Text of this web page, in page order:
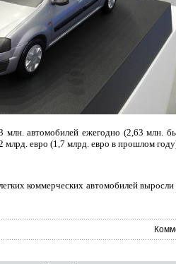
автомобилей ежегодно (2,63 млн.
млрд. евро (1,7 млрд. евро в прошлом
коммерческих автомобилей